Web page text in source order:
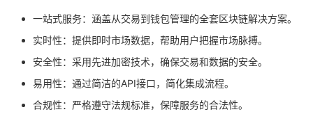
子
直
播
的
活
我
的
课
的
我
术
支
云
声
一站式服务：涵盖从交易到钱包管理的全套区块链解决方案。
实时性：提供即时市场数据，帮助用户把握市场脉搏。
安全性：采用先进加密技术，确保交易和数据的安全。
易用性：通过简洁的API接口，简化集成流程。
合规性：严格遵守法规标准，保障服务的合法性。